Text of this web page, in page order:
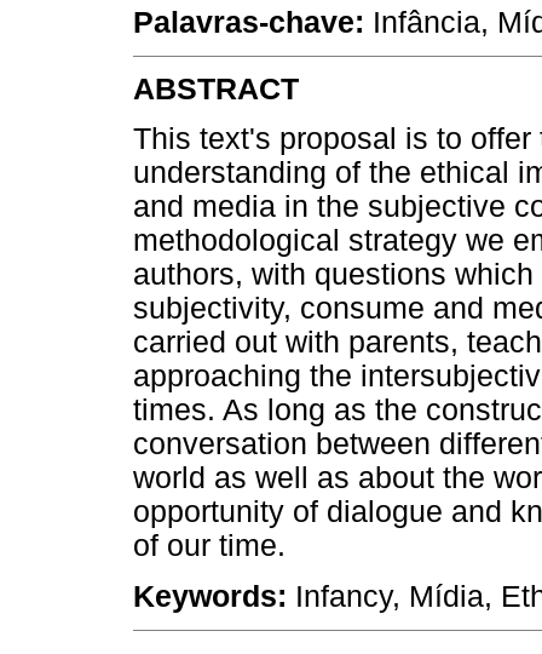
Palavras-chave: Infância,
ABSTRACT
This text's proposal is to
understanding of the ethical
and media in the subjective
methodological strategy we
authors, with questions
subjectivity, consume and
carried out with parents,
approaching the
times. As long as the
conversation between
world as well as about the
opportunity of dialogue and
of our time.
Keywords: Infancy, Mídia,